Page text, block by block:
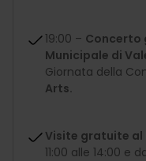
19:00 – Concerto
Municipale di
Giornata della
Arts.
Visite gratuite al
11:00 alle 14:00 e